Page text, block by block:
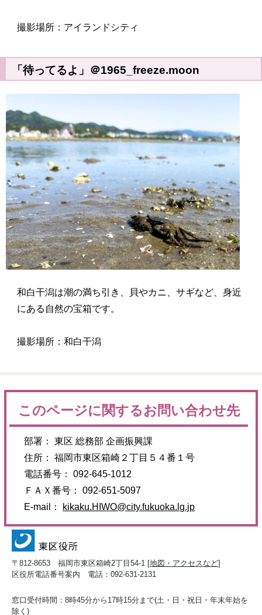
撮影場所：アイランドシティ
「待ってるよ」＠1965_freeze.moon
和白干潟は潮の満ち引き、貝やカニ、サギなど、身近
にある自然の宝箱です。
撮影場所：和白干潟
このページに関するお問い合わせ先
部署： 東区 総務部 企画振興課
住所： 福岡市東区箱崎２丁目５４番１号
電話番号： 092-645-1012
ＦＡＸ番号： 092-651-5097
E-mail：
kikaku.HIWO@city.fukuoka.lg.jp
〒812-8653 福岡市東区箱崎2丁目54-1 [地図・アクセスなど]
区役所電話番号案内 電話：092-631-2131
窓口受付時間：8時45分から17時15分まで(土・日・祝日・年末年始を
除く)